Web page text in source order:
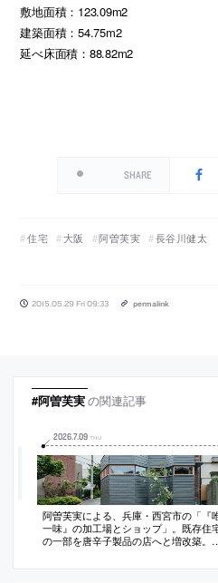
敷地面積：123.09m2
建築面積：54.75m2
延べ床面積：88.82m2
SHARE
住宅 大阪 阿曽芙実 長谷川健太
2015.05.29 Fri 09:33 permalink
#阿曽芙実の関連記事
2026.7.09 THU
阿曽芙実による、兵庫・西宮市の「『
一味』の加工場とショップ」。既存住
の一部を唐辛子製品の店へと増改築。
い佇まいと対比的な“ピリッとした物体